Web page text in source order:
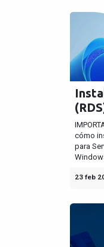
cómo
para
23 feb